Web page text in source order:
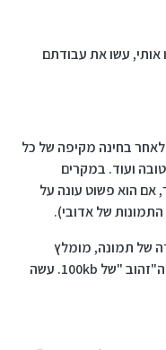
אותי, עשו את עבודתם
בחינה מקיפה של כל
ועוד. במקרים
אם הוא פשוט עונה על
של אדובי).
של תמונה, מומלץ
לבצע אופטימיזציה מתאימה, ולכוון לנפח ה"זהוב "של 100kb. עשה